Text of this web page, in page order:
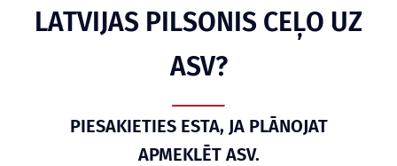
LATVIJAS PILSONIS CEĻO UZ
ASV?
PIESAKIETIES ESTA, JA PLĀNOJAT
APMEKLĒT ASV.